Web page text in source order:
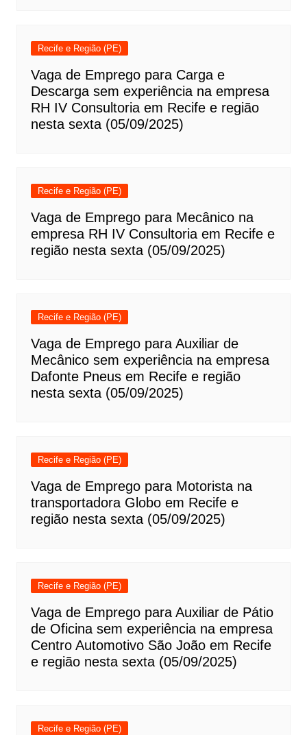
Recife e Região (PE)
Vaga de Emprego para Carga e
Descarga sem experiência na empresa
RH IV Consultoria em Recife e região
nesta sexta (05/09/2025)
Recife e Região (PE)
Vaga de Emprego para Mecânico na
empresa RH IV Consultoria em Recife e
região nesta sexta (05/09/2025)
Recife e Região (PE)
Vaga de Emprego para Auxiliar de
Mecânico sem experiência na empresa
Dafonte Pneus em Recife e região
nesta sexta (05/09/2025)
Recife e Região (PE)
Vaga de Emprego para Motorista na
transportadora Globo em Recife e
região nesta sexta (05/09/2025)
Recife e Região (PE)
Vaga de Emprego para Auxiliar de Pátio
de Oficina sem experiência na empresa
Centro Automotivo São João em Recife
e região nesta sexta (05/09/2025)
Recife e Região (PE)